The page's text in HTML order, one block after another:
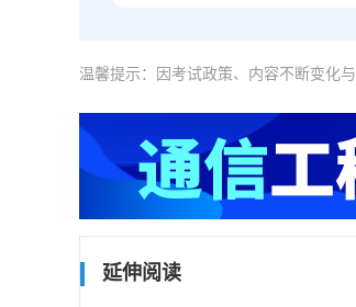
温馨提示：因考试政策、内容不断变化
延伸阅读